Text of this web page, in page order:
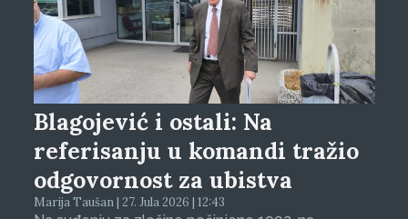
Blagojević i ostali: Na
referisanju u komandi tražio
odgovornost za ubistva
Marija Taušan | 27. Jula 2026 | 12:43